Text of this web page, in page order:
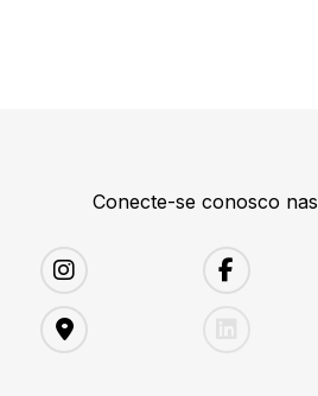
Conecte-se conosco